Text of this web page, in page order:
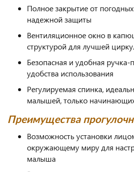
Полное закрытие от
надежной защиты
Вентиляционное окно в
структурой для лучшей
Безопасная и удобная ручка-
удобства использования
Регулируемая спинка,
малышей, только
Преимущества
Возможность установки
окружающему миру для
малыша